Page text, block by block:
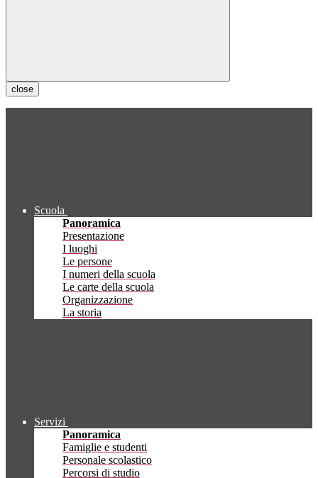
close
Scuola
Panoramica
Presentazione
I luoghi
Le persone
I numeri della scuola
Le carte della scuola
Organizzazione
La storia
Servizi
Panoramica
Famiglie e studenti
Personale scolastico
Percorsi di studio